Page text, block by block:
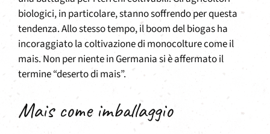
biologici, in particolare, stanno soffrendo per questa
tendenza. Allo stesso tempo, il boom del biogas ha
incoraggiato la coltivazione di monocolture come il
mais. Non per niente in Germania si è affermato il
termine “deserto di mais”.
Mais come imballaggio